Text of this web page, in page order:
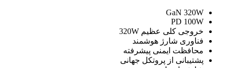
GaN 320W
PD 100W
خروجی کلی عظیم 320W
فناوری شارژ هوشمند
محافظت ایمنی پیشرفته
پشتیبانی از پروتکل جهانی